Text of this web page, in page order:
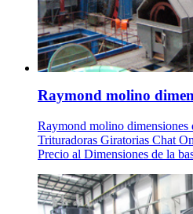
Raymond molino
Raymond molino dimensiones
Trituradoras Giratorias Chat
Precio al Dimensiones de la